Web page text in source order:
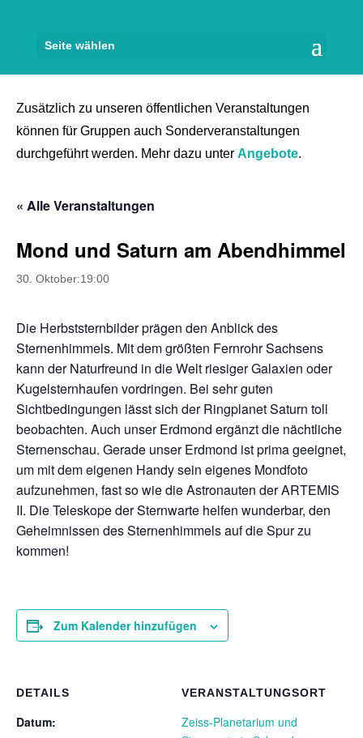
Seite wählen
Zusätzlich zu unseren öffentlichen Veranstaltungen
können für Gruppen auch Sonderveranstaltungen
durchgeführt werden. Mehr dazu unter Angebote.
« Alle Veranstaltungen
Mond und Saturn am Abendhimmel
30. Oktober:19:00
Die Herbststernbilder prägen den Anblick des
Sternenhimmels. Mit dem größten Fernrohr Sachsens
kann der Naturfreund in die Welt riesiger Galaxien oder
Kugelsternhaufen vordringen. Bei sehr guten
Sichtbedingungen lässt sich der Ringplanet Saturn toll
beobachten. Auch unser Erdmond ergänzt die nächtliche
Sternenschau. Gerade unser Erdmond ist prima geeignet,
um mit dem eigenen Handy sein eigenes Mondfoto
aufzunehmen, fast so wie die Astronauten der ARTEMIS
II. Die Teleskope der Sternwarte helfen wunderbar, den
Geheimnissen des Sternenhimmels auf die Spur zu
kommen!
Zum Kalender hinzufügen
DETAILS
Datum:
VERANSTALTUNGSORT
Zeiss-Planetarium und